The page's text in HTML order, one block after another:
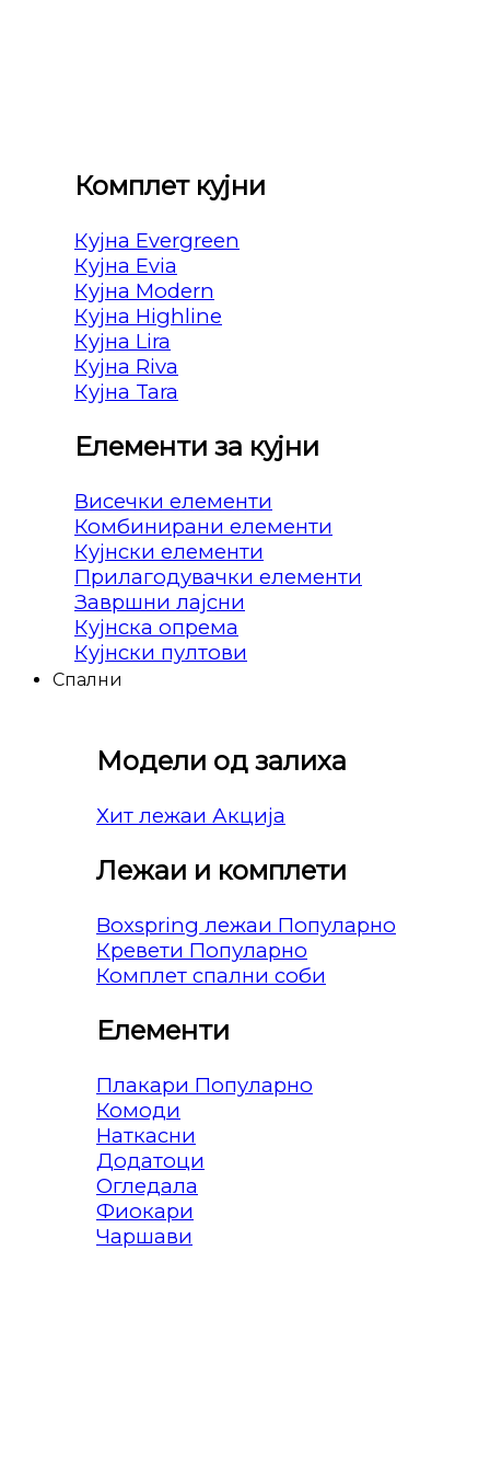
Комплет кујни
Кујна Evergreen
Кујна Evia
Кујна Modern
Кујна Highline
Кујна Lira
Кујна Riva
Кујна Tara
Елементи за кујни
Висечки елементи
Комбинирани елементи
Кујнски елементи
Прилагодувачки елементи
Завршни лајсни
Кујнска опрема
Кујнски пултови
Спални
Модели од залиха
Хит лежаи
Лежаи и комплети
Boxspring лежаи
Кревети
Комплет спални соби
Елементи
Плакари
Комоди
Наткасни
Додатоци
Огледала
Фиокари
Чаршави